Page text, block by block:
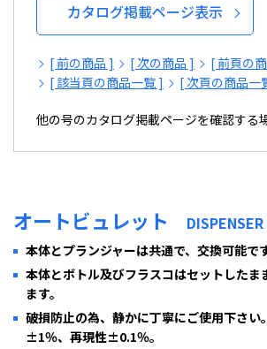
カタログ掲載ページ表示
[ 前の商品 ] [ 次の商品 ]
[ 前頁の
[ 該当頁の商品一覧 ]
[ 次頁の商品一
他の号のカタログ掲載ページを確認する
オートビュレット DISPENSER
本体とプランジャーは共通で、交換可能です
本体とボトル及びフラスコはセットしたま
ます。
破損防止の為、静かに丁寧にご使用下さい
±1％、再現性±0.1％。